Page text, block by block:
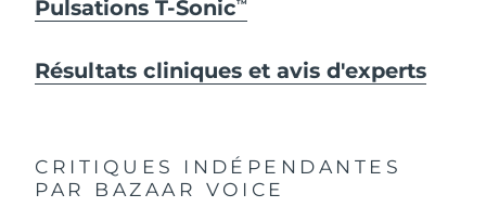
Pulsations T-SonicTM
Résultats cliniques et avis d'experts
CRITIQUES INDÉPENDANTES
PAR BAZAAR VOICE